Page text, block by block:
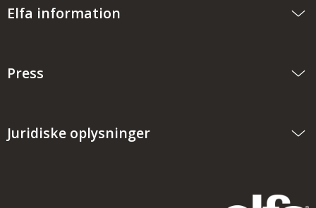
Elfa information
Press
Juridiske oplysninger